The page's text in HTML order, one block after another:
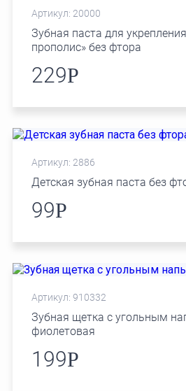
Артикул: 20000
Зубная паста для
прополис» без фтора
229Р
Артикул: 2886
Детская зубная паста без
99Р
Артикул: 910332
Зубная щетка с угольным
фиолетовая
199Р